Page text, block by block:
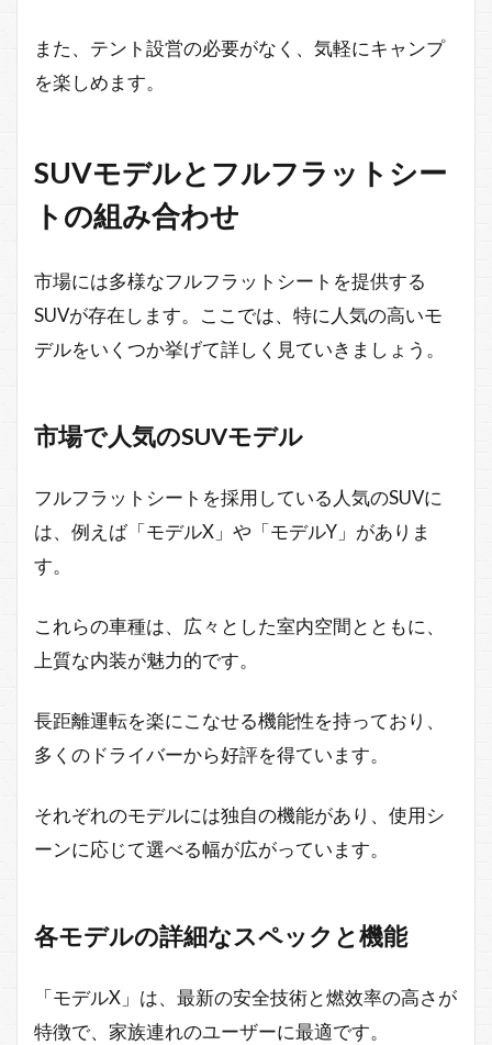
また、テント設営の必要がなく、気軽にキャンプ
を楽しめます。
SUVモデルとフルフラットシー
トの組み合わせ
市場には多様なフルフラットシートを提供する
SUVが存在します。ここでは、特に人気の高いモ
デルをいくつか挙げて詳しく見ていきましょう。
市場で人気のSUVモデル
フルフラットシートを採用している人気のSUVに
は、例えば「モデルX」や「モデルY」がありま
す。
これらの車種は、広々とした室内空間とともに、
上質な内装が魅力的です。
長距離運転を楽にこなせる機能性を持っており、
多くのドライバーから好評を得ています。
それぞれのモデルには独自の機能があり、使用シ
ーンに応じて選べる幅が広がっています。
各モデルの詳細なスペックと機能
「モデルX」は、最新の安全技術と燃效率の高さが
特徴で、家族連れのユーザーに最適です。